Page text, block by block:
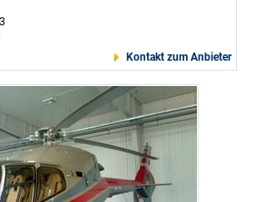
Kontakt zum Anbieter